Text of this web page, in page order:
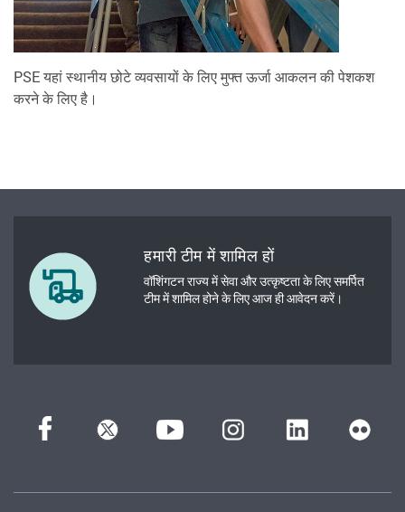
PSE यहां स्थानीय छोटे व्यवसायों के लिए मुफ्त ऊर्जा आकलन की पेशकश
करने के लिए है।
हमारी टीम में शामिल हों
वॉशिंगटन राज्य में सेवा और उत्कृष्टता के लिए समर्पित
टीम में शामिल होने के लिए आज ही आवेदन करें।